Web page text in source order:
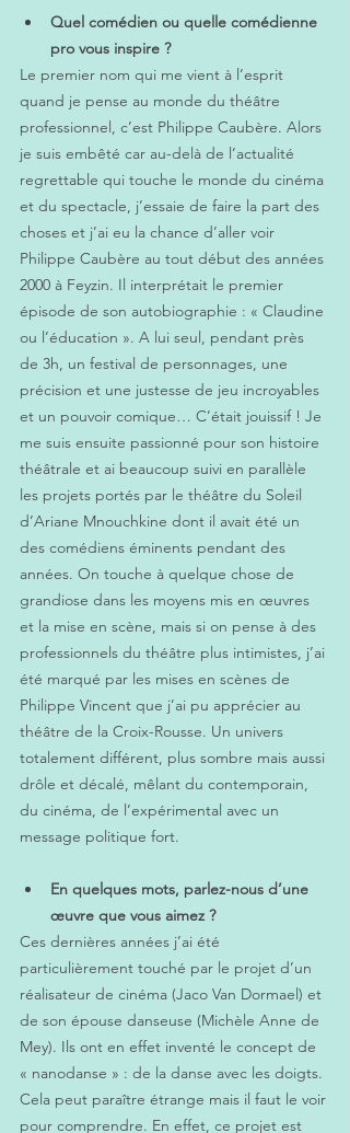
Quel comédien ou quelle comédienne
pro vous inspire ?
Le premier nom qui me vient à l’esprit
quand je pense au monde du théâtre
professionnel, c’est Philippe Caubère. Alors
je suis embêté car au-delà de l’actualité
regrettable qui touche le monde du cinéma
et du spectacle, j’essaie de faire la part des
choses et j’ai eu la chance d’aller voir
Philippe Caubère au tout début des années
2000 à Feyzin. Il interprétait le premier
épisode de son autobiographie : « Claudine
ou l’éducation ». A lui seul, pendant près
de 3h, un festival de personnages, une
précision et une justesse de jeu incroyables
et un pouvoir comique… C’était jouissif ! Je
me suis ensuite passionné pour son histoire
théâtrale et ai beaucoup suivi en parallèle
les projets portés par le théâtre du Soleil
d’Ariane Mnouchkine dont il avait été un
des comédiens éminents pendant des
années. On touche à quelque chose de
grandiose dans les moyens mis en œuvres
et la mise en scène, mais si on pense à des
professionnels du théâtre plus intimistes, j’ai
été marqué par les mises en scènes de
Philippe Vincent que j’ai pu apprécier au
théâtre de la Croix-Rousse. Un univers
totalement différent, plus sombre mais aussi
drôle et décalé, mêlant du contemporain,
du cinéma, de l’expérimental avec un
message politique fort.
En quelques mots, parlez-nous d’une
œuvre que vous aimez ?
Ces dernières années j’ai été
particulièrement touché par le projet d’un
réalisateur de cinéma (Jaco Van Dormael) et
de son épouse danseuse (Michèle Anne de
Mey). Ils ont en effet inventé le concept de
« nanodanse » : de la danse avec les doigts.
Cela peut paraître étrange mais il faut le voir
pour comprendre. En effet, ce projet est